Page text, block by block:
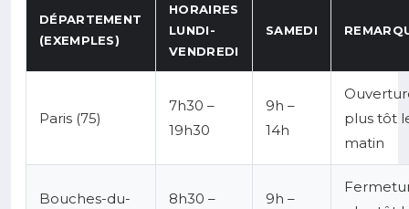
DÉPARTEMENT
(EXEMPLES)
HORAIRES
LUNDI-
VENDREDI
SAMEDI
Paris (75)
7h30 –
19h30
9h –
14h
plus tôt
matin
Bouches-du-
8h30 –
9h –